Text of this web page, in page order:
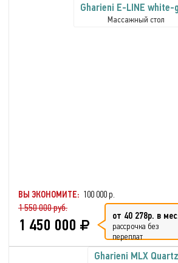
Gharieni E-LINE white-
Массажный стол
ВЫ ЭКОНОМИТЕ: 100 000 р.
1 550 000 руб.
1 450 000 от 40 278р. в
рассрочка без
переплат
Gharieni MLX Quartz